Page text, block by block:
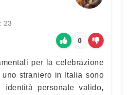
23
0
per la celebrazione
straniero in Italia sono
identità personale valido,